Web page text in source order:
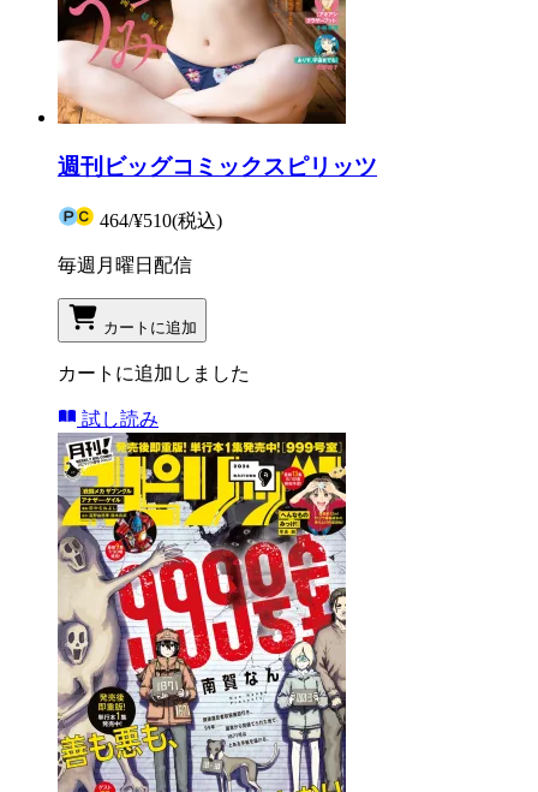
週刊ビッグコミックスピリッツ
464/¥510(税込)
毎週月曜日配信
カートに追加
カートに追加しました
試し読み